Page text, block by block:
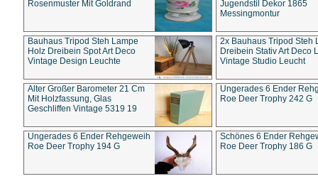
Rosenmuster Mit Goldrand
Jugendstil Dekor 1865
Messingmontur
Bauhaus Tripod Steh Lampe
Holz Dreibein Spot Art Deco
Vintage Design Leuchte
2x Bauhaus Tripod Steh
Dreibein Stativ Art Deco
Vintage Studio Leucht
Alter Großer Barometer 21 Cm
Mit Holzfassung, Glas
Geschliffen Vintage 5319 19
Ungerades 6 Ender
Roe Deer Trophy 242 G
Ungerades 6 Ender Rehgeweih
Roe Deer Trophy 194 G
Schönes 6 Ender
Roe Deer Trophy 186 G